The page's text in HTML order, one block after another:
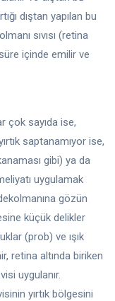
dıştan yapılan bu
sıvısı (retina
içinde emilir ve
çok sayıda ise,
saptanamıyor ise,
gibi) ya da
uygulamak
gözün
küçük delikler
(prob) ve ışık
retina altında biriken
uygulanır.
yırtık bölgesini